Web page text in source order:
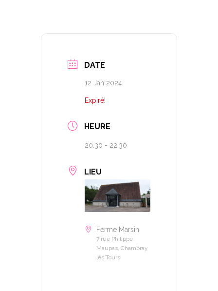
DATE
12 Jan 2024
Expiré!
HEURE
20:30 - 22:30
LIEU
Ferme Marsin
7 rue Philippe
Maupas, Chambray
lès Tours